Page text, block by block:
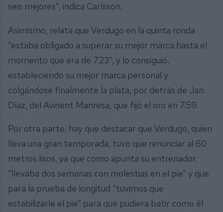
seis mejores”, indica Carlsson.
Asimismo, relata que Verdugo en la quinta ronda
“estaba obligado a superar su mejor marca hasta el
momento que era de 7.23”, y lo consiguió,
estableciendo su mejor marca personal y
colgándose finalmente la plata, por detrás de Jan
Díaz, del Avinent Manresa, que fijó el oro en 7.59.
Por otra parte, hay que destacar que Verdugo, quien
lleva una gran temporada, tuvo que renunciar al 60
metros lisos, ya que como apunta su entrenador,
“llevaba dos semanas con molestias en el pie” y que
para la prueba de longitud “tuvimos que
estabilizarle el pie” para que pudiera batir como él